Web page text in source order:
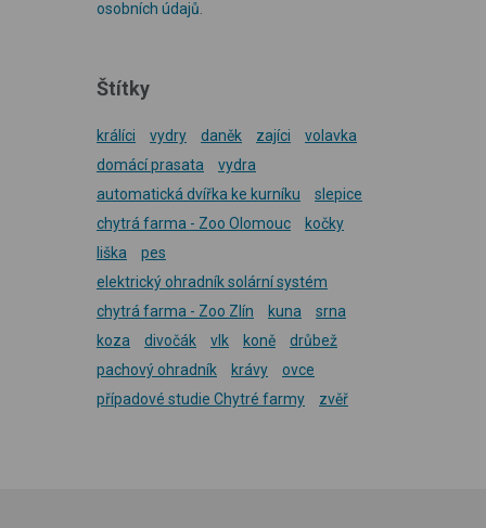
osobních údajů.
Štítky
králíci vydry daněk zajíci
volavka
domácí prasata
vydra
automatická dvířka ke kurníku
slepice
chytrá farma - Zoo Olomouc
kočky
liška
pes
elektrický ohradník solární systém
chytrá farma - Zoo Zlín
kuna
srna
koza
divočák vlk koně
drůbež
pachový ohradník
krávy
ovce
případové studie Chytré farmy
zvěř